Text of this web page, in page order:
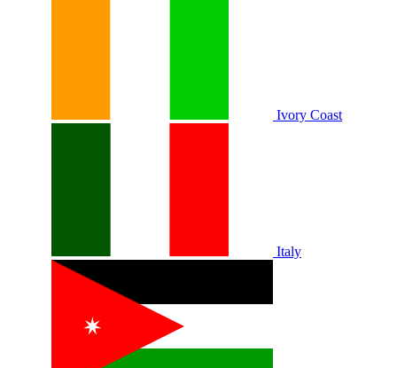
Ivory Coast
Italy